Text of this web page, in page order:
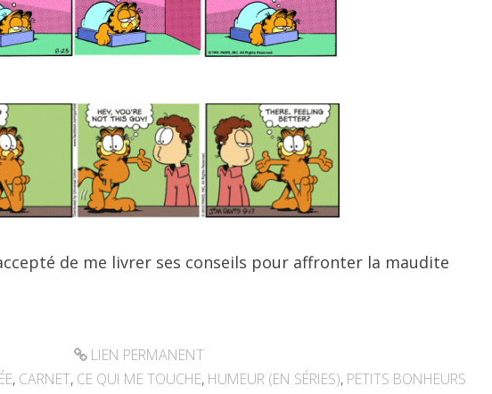
de me livrer ses conseils pour affronter la maudite
LIEN PERMANENT
, CARNET, CE QUI ME TOUCHE, HUMEUR (EN SÉRIES), PETITS BONHEURS